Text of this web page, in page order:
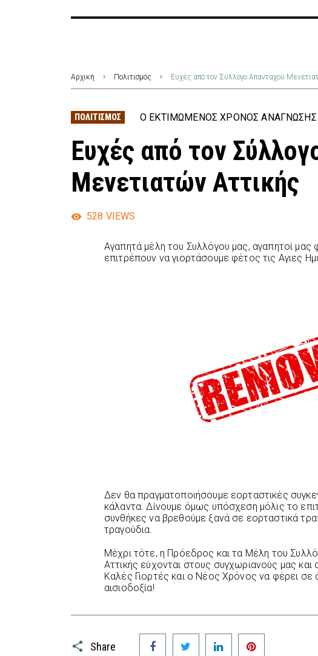
Αρχική Πολιτισμός Ευχές από τον Σύλλογο Απανταχού
ΠΟΛΙΤΙΣΜΌΣ Ο ΕΚΤΙΜΏΜΕΝΟΣ ΧΡΌΝΟΣ ΑΝΆΓΝΩΣΗΣ
Ευχές από τον
Μενετιατών Αττικής
528 VIEWS
Αγαπητά μέλη του Συλλόγου μας, αγαπητοί μας
επιτρέπουν να γιορτάσουμε φέτος τις Αγιες
Δεν θα πραγματοποιήσουμε εορταστικές
κάλαντα. Δίνουμε όμως υπόσχεση μόλις το
συνθήκες να βρεθούμε ξανά σε εορταστικά
τραγούδια.
Μέχρι τότε, η Πρόεδρος και τα Μέλη του
Αττικής εύχονται στους συγχωριανούς μας
Καλές Γιορτές και ο Νέος Χρόνος να φέρει σε
αισιοδοξία!
Share
Facebook Twitter LinkedIn